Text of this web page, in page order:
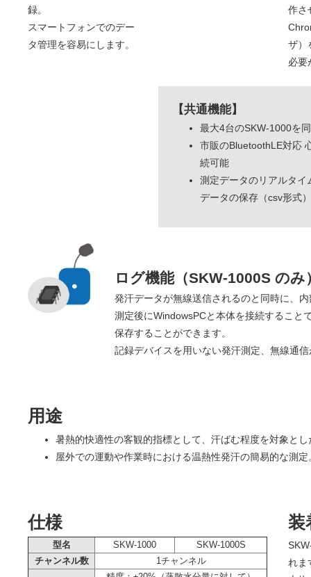
録。
スマートフォンでのデー
タ管理を容易にします。
作さ
ザ）
必要
【共通機能】
最大4台のSKW-1000を
市販のBluetoothLE対応
続可能
測定データのリアルタ
データの保存（csv形式）
ログ機能（SKW-1000S のみ
発汗データが無線送信されるのと同時に、
測定後にWindowsPCと本体を接続すること
保存することができます。
記録デバイスを用いない発汗測定、無線通
用途
暑熱的快適性の客観的指標として、汗ばむ程度を対象と
屋外での運動や作業時における温熱性発汗の簡易的な測定
仕様
型名 SKW-1000
SKW-1000S
チャンネル数
1チャンネル
装
れま